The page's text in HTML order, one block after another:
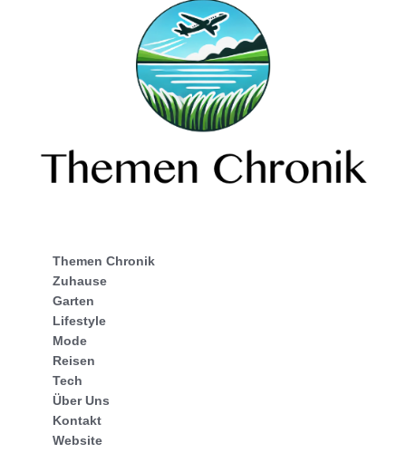
Themen Chronik
Zuhause
Garten
Lifestyle
Mode
Reisen
Tech
Über Uns
Kontakt
Website